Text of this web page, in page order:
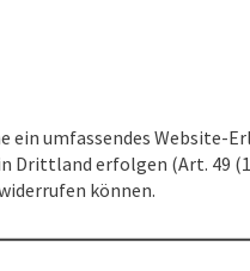
ein umfassendes Website-
Drittland erfolgen (Art. 49
können.